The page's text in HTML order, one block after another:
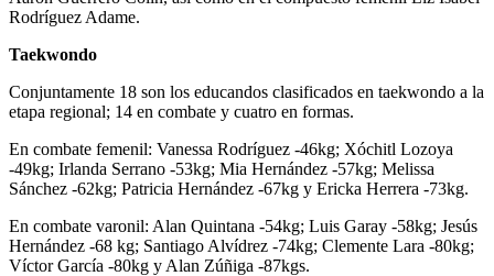
Rodríguez Adame.
Taekwondo
Conjuntamente 18 son los educandos clasificados en taekwondo a la
etapa regional; 14 en combate y cuatro en formas.
En combate femenil: Vanessa Rodríguez -46kg; Xóchitl Lozoya
-49kg; Irlanda Serrano -53kg; Mia Hernández -57kg; Melissa
Sánchez -62kg; Patricia Hernández -67kg y Ericka Herrera -73kg.
En combate varonil: Alan Quintana -54kg; Luis Garay -58kg; Jesús
Hernández -68 kg; Santiago Alvídrez -74kg; Clemente Lara -80kg;
Víctor García -80kg y Alan Zúñiga -87kgs.